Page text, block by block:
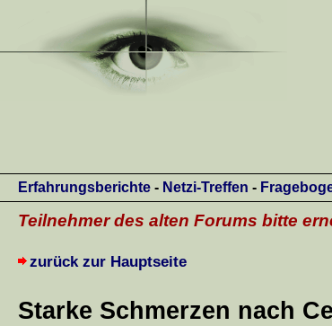
Erfahrungsberichte - Netzi-Treffen -
Teilnehmer des alten Forums bitte
zurück zur Hauptseite
Starke Schmerzen nach